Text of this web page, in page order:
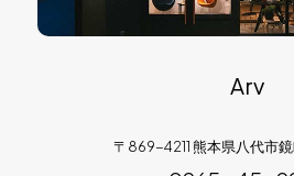
Arv
〒869-4211 熊本県八代市鏡